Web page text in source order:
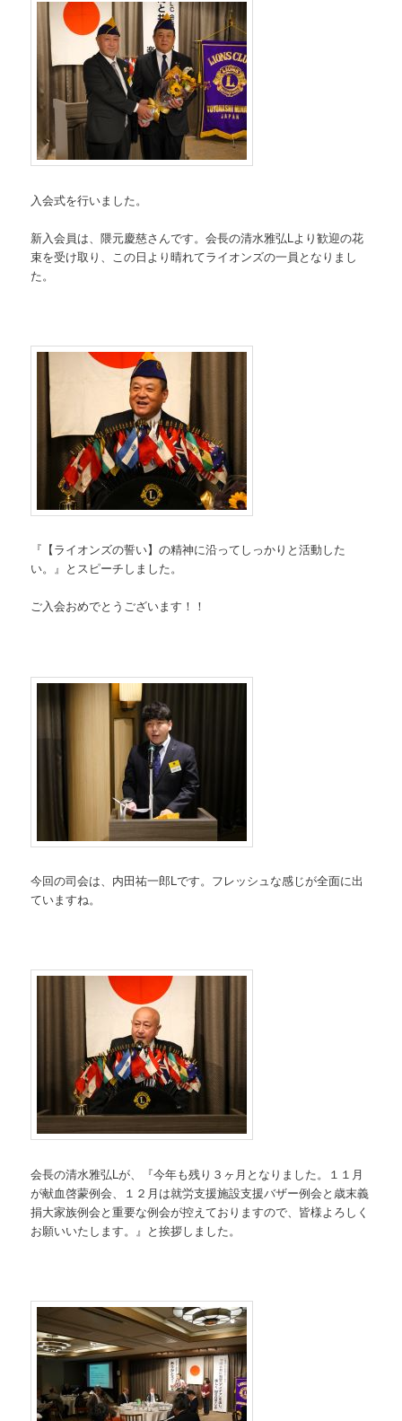
入会式を行いました。
新入会員は、隈元慶慈さんです。会長の清水雅弘Lより歓迎の花
束を受け取り、この日より晴れてライオンズの一員となりまし
た。
『【ライオンズの誓い】の精神に沿ってしっかりと活動した
い。』とスピーチしました。
ご入会おめでとうございます！！
今回の司会は、内田祐一郎Lです。フレッシュな感じが全面に出
ていますね。
会長の清水雅弘Lが、『今年も残り３ヶ月となりました。１１月
が献血啓蒙例会、１２月は就労支援施設支援バザー例会と歳末義
捐大家族例会と重要な例会が控えておりますので、皆様よろしく
お願いいたします。』と挨拶しました。